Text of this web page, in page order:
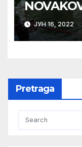
ЈУН 16, 2022
Pretraga